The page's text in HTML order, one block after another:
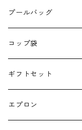
エコバッグ
巾着
授乳クッション
よだれカバー
プールバッグ
コップ袋
ギフトセット
エプロン